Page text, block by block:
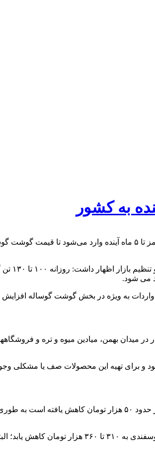
در میدان بهمن، میادین میوه و تره و
و برای تهیه این محصولات صف یا مشکلی
وی اظهار داشت: به دنبال آن هستیم با افزایش عرضه